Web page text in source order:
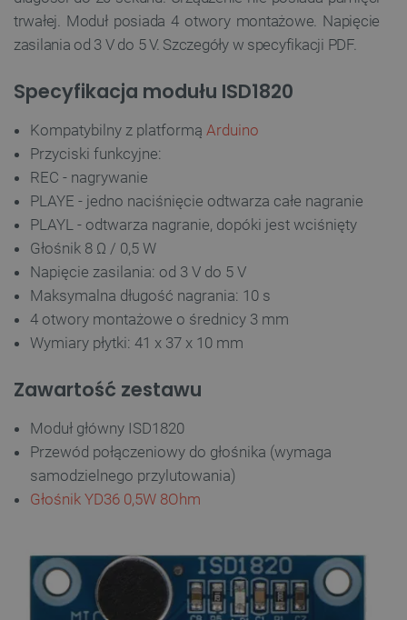
trwałej. Moduł posiada 4 otwory montażowe. Napięcie
zasilania od 3 V do 5 V. Szczegóły w specyfikacji PDF.
Specyfikacja modułu ISD1820
Kompatybilny z platformą Arduino
Przyciski funkcyjne:
REC - nagrywanie
PLAYE - jedno naciśnięcie odtwarza całe nagranie
PLAYL - odtwarza nagranie, dopóki jest wciśnięty
Głośnik 8 Ω / 0,5 W
Napięcie zasilania: od 3 V do 5 V
Maksymalna długość nagrania: 10 s
4 otwory montażowe o średnicy 3 mm
Wymiary płytki: 41 x 37 x 10 mm
Zawartość zestawu
Moduł główny ISD1820
Przewód połączeniowy do głośnika (wymaga
samodzielnego przylutowania)
Głośnik YD36 0,5W 8Ohm